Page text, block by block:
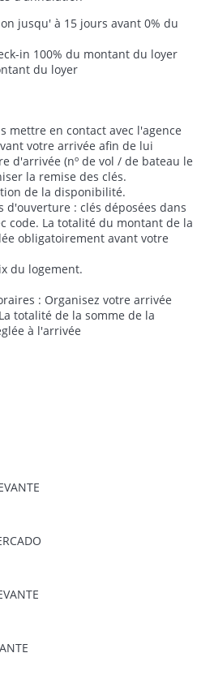
jusqu' à 15 jours avant 0% du
in 100% du montant du loyer
du loyer
mettre en contact avec l'agence
votre arrivée afin de lui
d'arrivée (nº de vol / de bateau le
la remise des clés.
de la disponibilité.
d'ouverture : clés déposées dans
code. La totalité du montant de la
obligatoirement avant votre
du logement.
: Organisez votre arrivée
totalité de la somme de la
à l'arrivée